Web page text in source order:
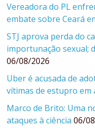
Vereadora do PL
embate sobre Ceará
STJ aprova perda do
importunação sexual;
06/08/2026
Uber é acusada de
vítimas de estupro em
Marco de Brito: Uma
ataques à ciência 06/